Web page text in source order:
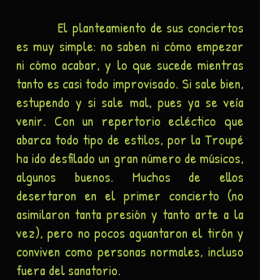
El planteamiento de sus conciertos
es muy simple: no saben ni cómo empezar
ni cómo acabar, y lo que sucede mientras
tanto es casi todo improvisado. Si sale bien,
estupendo y si sale mal, pues ya se veía
venir. Con un repertorio ecléctico que
abarca todo tipo de estilos, por la Troupé
ha ido desfilado un gran número de músicos,
algunos buenos. Muchos de ellos
desertaron en el primer concierto (no
asimilaron tanta presión y tanto arte a la
vez), pero no pocos aguantaron el tirón y
conviven como personas normales, incluso
fuera del sanatorio.